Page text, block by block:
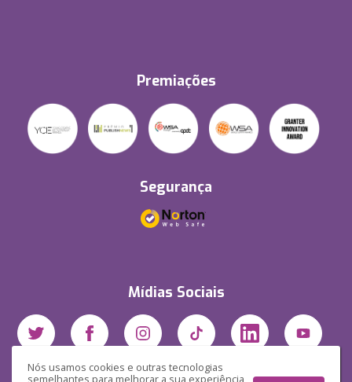
Nós usamos cookies e outras tecnologias
semelhantes para melhorar a sua experiência
Premiações
Segurança
Mídias Sociais